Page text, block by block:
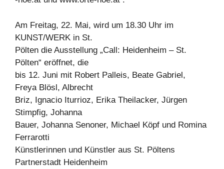
Am Freitag, 22. Mai, wird um 18.30 Uhr im
KUNST/WERK in St.
Pölten die Ausstellung „Call: Heidenheim – St.
Pölten“ eröffnet, die
bis 12. Juni mit Robert Palleis, Beate Gabriel,
Freya Blösl, Albrecht
Briz, Ignacio Iturrioz, Erika Theilacker, Jürgen
Stimpfig, Johanna
Bauer, Johanna Senoner, Michael Köpf und Romina
Ferrarotti
Künstlerinnen und Künstler aus St. Pöltens
Partnerstadt Heidenheim